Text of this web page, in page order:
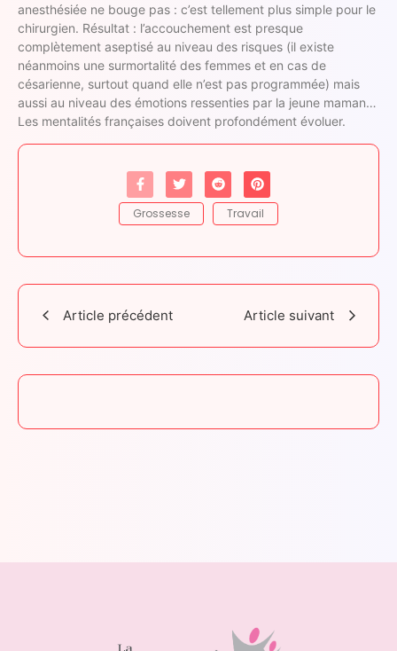
anesthésiée ne bouge pas : c’est tellement plus simple pour le
chirurgien. Résultat : l’accouchement est presque
complètement aseptisé au niveau des risques (il existe
néanmoins une surmortalité des femmes et en cas de
césarienne, surtout quand elle n’est pas programmée) mais
aussi au niveau des émotions ressenties par la jeune maman…
Les mentalités françaises doivent profondément évoluer.
Grossesse Travail
Article précédent Article suivant